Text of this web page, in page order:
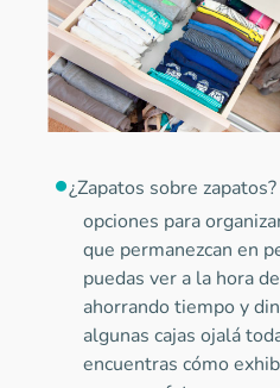
¿Zapatos sobre
opciones para
que permanezcan en
puedas ver a la hora
ahorrando tiempo y
algunas cajas ojalá
encuentras cómo